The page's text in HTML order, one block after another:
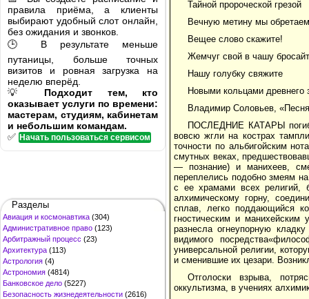
правила приёма, а клиенты
выбирают удобный слот онлайн,
без ожидания и звонков.
🕒 В результате меньше
путаницы, больше точных
визитов и ровная загрузка на
неделю вперёд.
💡 Подходит тем, кто
оказывает услуги по времени:
мастерам, студиям, кабинетам
и небольшим командам.
✅ Начать пользоваться сервисом
Разделы
Авиация и космонавтика (304)
Административное право (123)
Арбитражный процесс (23)
Архитектура (113)
Астрология (4)
Астрономия (4814)
Банковское дело (5227)
Безопасность жизнедеятельности (2616)
Тайной пророческой грезой
Вечную метину мы
Вещее слово скажите!
Жемчуг свой в чашу
Нашу голубку свяжите
Новыми кольцами древнего
Владимир Соловьев,
ПОСЛЕДНИЕ КАТАРЫ
вовсю жгли на кострах
точности по альбигойским
смутных веках,
— познание) и манихеев,
переплелись подобно змеям
с ее храмами всех религий,
алхимическому горну,
сплав, легко поддающийся
гностическим и манихейским
разнесла огнеупорную
видимого
универсальной религии,
и сменившие их цезари.
Отголоски взрыва,
оккультизма, в учениях